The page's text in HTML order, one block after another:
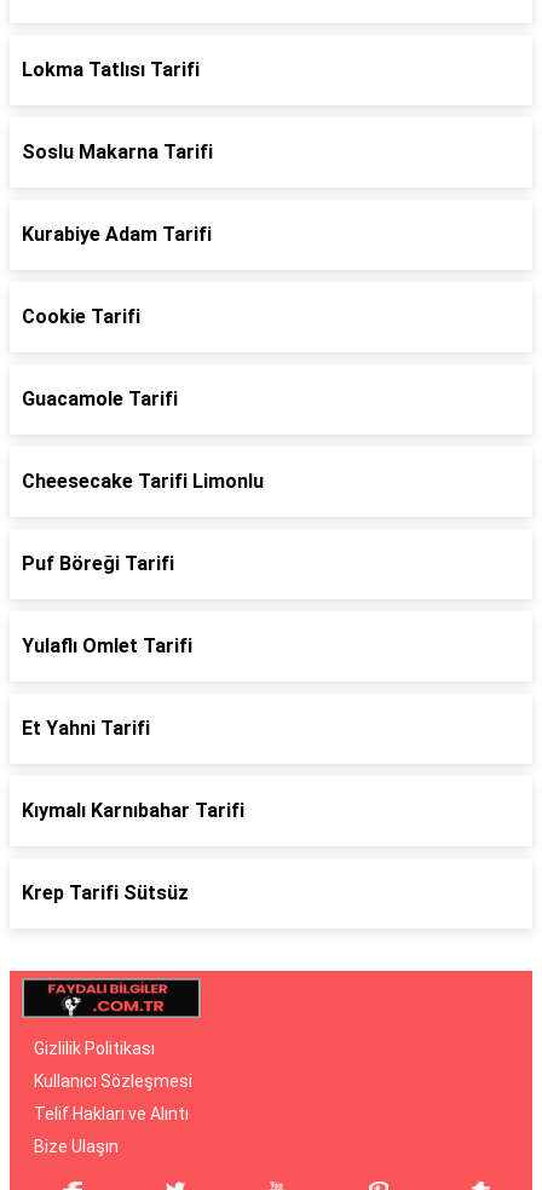
Lokma Tatlısı Tarifi
Soslu Makarna Tarifi
Kurabiye Adam Tarifi
Cookie Tarifi
Guacamole Tarifi
Cheesecake Tarifi Limonlu
Puf Böreği Tarifi
Yulaflı Omlet Tarifi
Et Yahni Tarifi
Kıymalı Karnıbahar Tarifi
Krep Tarifi Sütsüz
Gizlilik Politikası
Kullanıcı Sözleşmesi
Telif Hakları ve Alıntı
Bize Ulaşın